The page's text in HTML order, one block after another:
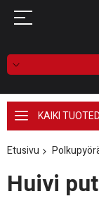
KAIKI TUOTED
Etusivu
Huivi